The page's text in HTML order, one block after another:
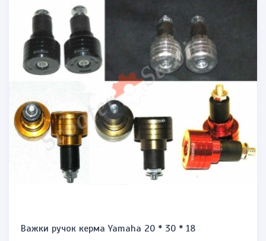
* 30 * 18 Запальничка бензинова тип